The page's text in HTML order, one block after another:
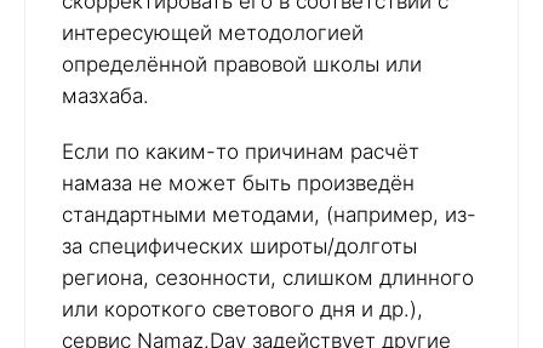
интересующей методологией
определённой правовой школы или
мазхаба.
Если по каким-то причинам расчёт
намаза не может быть произведён
стандартными методами, (например, из-
за специфических широты/долготы
региона, сезонности, слишком длинного
или короткого светового дня и др.),
сервис Namaz.Day задействует другие